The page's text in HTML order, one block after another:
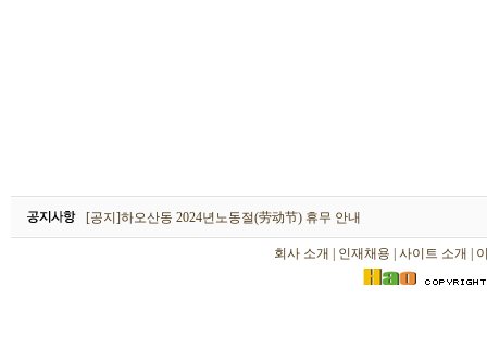
하오산동 2026년 설날(春节) 휴무 안내
[공지]하오산동 2024년노동절(劳动节) 휴무 안내
[공지]하오산동 2024년 설날(春节) 휴무 안내
회사 소개 인재채용 사이트 소개